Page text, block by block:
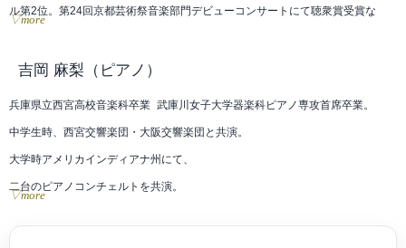
ル第2位。第24回京都芸術祭音楽部門デビューコンサートにて聴衆賞受賞な
2012年・京都青山音楽記念館バロックザールにて、2015年・日本演奏連盟文化
ゲオルギ、森悠子、小森谷巧の各氏に師事。
兵庫芸術文化センター管弦楽団コアメンバーとレジデント・プレイヤーを経て
▽more
吉岡 麻梨 （ピアノ）
兵庫県立西宮高校音楽科卒業 武庫川女子大学器楽科ピアノ専攻首席卒業。
中学生時、西宮交響楽団・大阪交響楽団と共演。
大学時アメリカインディアナ州にて、
二台のピアノコンチェルトを共演。
▽more